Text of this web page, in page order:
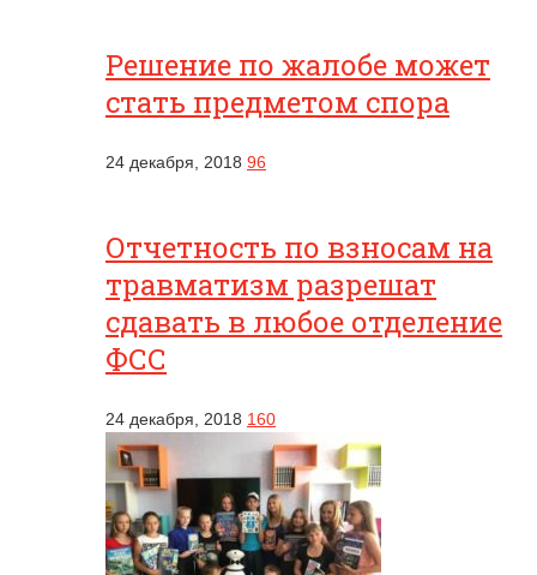
Решение по жалобе может
стать предметом спора
24 декабря, 2018 96
Отчетность по взносам на
травматизм разрешат
сдавать в любое отделение
ФСС
24 декабря, 2018 160